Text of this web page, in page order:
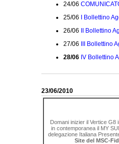
24/06
25/06
I Bollettino
26/06 II Bollettino
27/06
III Bollettino
28/06 IV Bollettino
23/06/2010
Domani inizier il Vertice G8
in contemporanea il MY
delegazione Italiana
Site del MSC-